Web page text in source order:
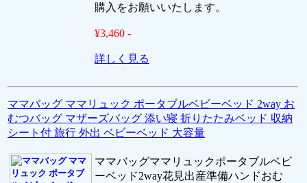
購入をお願いいたします。
¥3,460 -
詳しく見る
ママバッグ ママリュック ポータブルベビーベッド 2way お
むつバッグ マザーズバッグ 添い寝 折りたたみベッド 収納
シート付 旅行 外出 ベビーベッド 大容量
ママバッグママリュックポータブルベビ
ーベッド2way花見出産準備ハンドおむ